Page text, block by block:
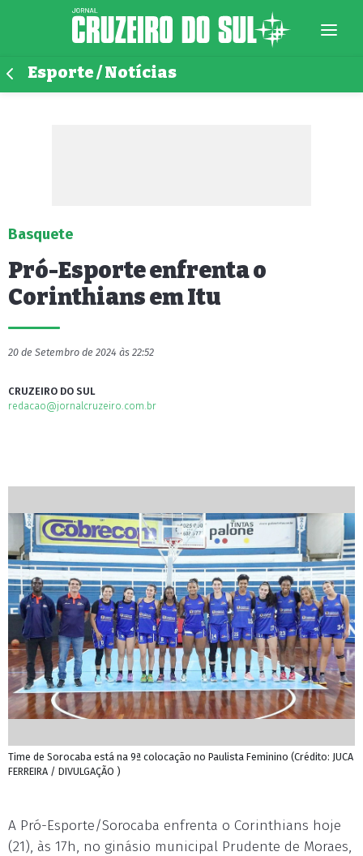
Esporte / Notícias
Basquete
Pró-Esporte enfrenta o
Corinthians em Itu
20 de Setembro de 2024 às 22:52
CRUZEIRO DO SUL
redacao@jornalcruzeiro.com.br
Time de Sorocaba está na 9ª colocação no Paulista Feminino (Crédito: JUCA
FERREIRA / DIVULGAÇÃO )
A Pró-Esporte/Sorocaba enfrenta o Corinthians hoje
(21), às 17h, no ginásio municipal Prudente de Moraes,